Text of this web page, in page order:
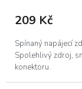
209 Kč
Spínaný napájecí
Spolehlivý zdroj,
konektoru.